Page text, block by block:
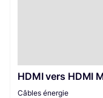
HDMI vers HDMI
Câbles énergie